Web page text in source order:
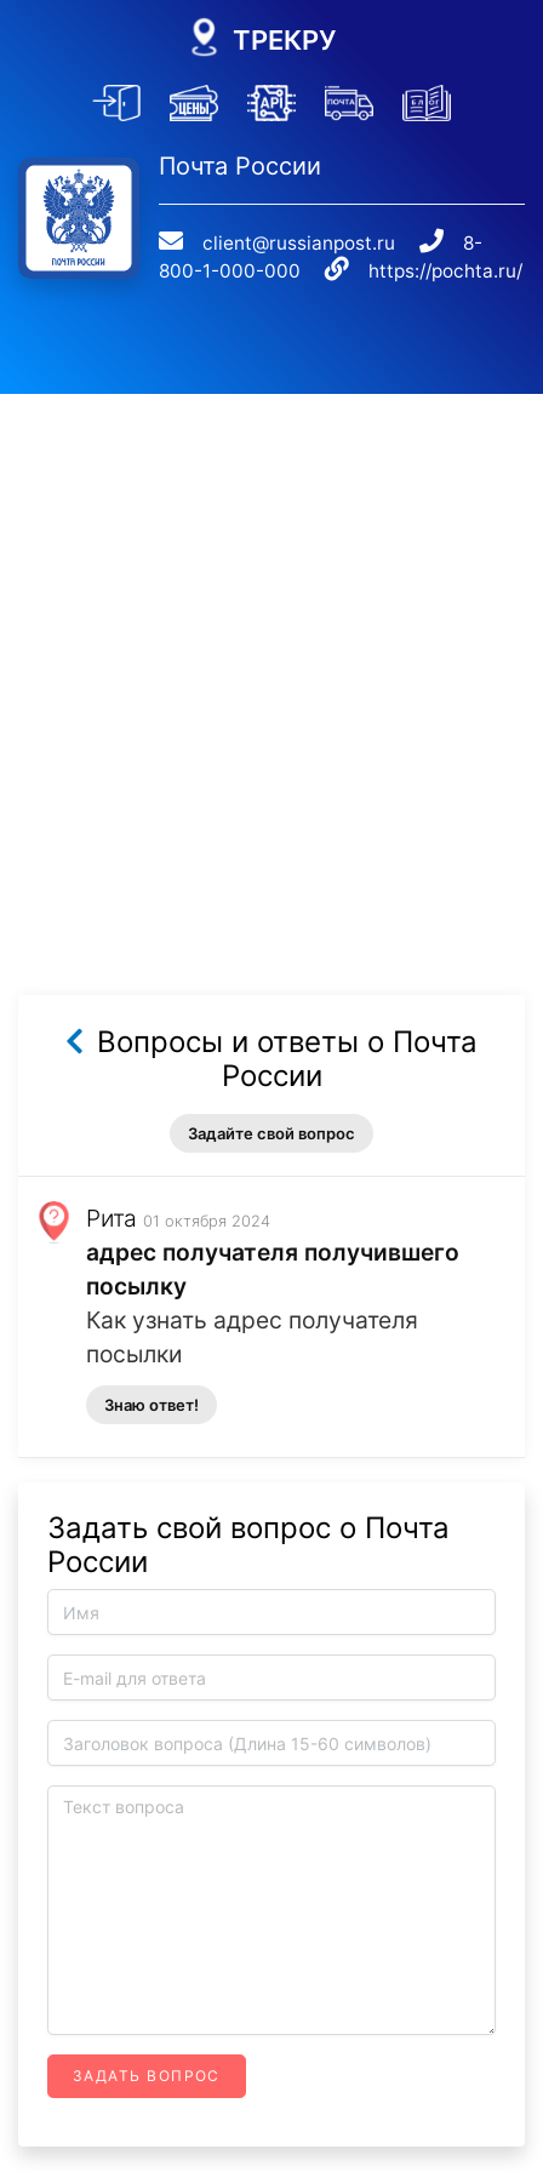
ТРЕКРУ
Почта России
client@russianpost.ru
8-
800-1-000-000
https://pochta.ru/
Вопросы и ответы о Почта
России
Задайте свой вопрос
Рита 01 октября 2024
адрес получателя получившего
посылку
Как узнать адрес получателя
посылки
Знаю ответ!
Задать свой вопрос о Почта
России
ЗАДАТЬ ВОПРОС